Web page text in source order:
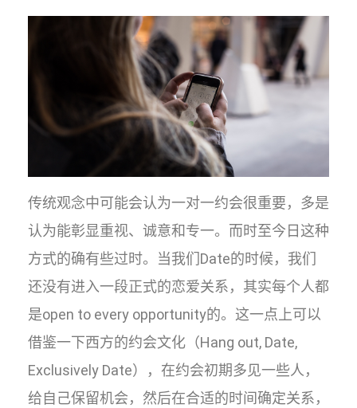
传统观念中可能会认为一对一约会很重要，多是
认为能彰显重视、诚意和专一。而时至今日这种
方式的确有些过时。当我们Date的时候，我们
还没有进入一段正式的恋爱关系，其实每个人都
是open to every opportunity的。这一点上可以
借鉴一下西方的约会文化（Hang out, Date,
Exclusively Date），在约会初期多见一些人，
给自己保留机会，然后在合适的时间确定关系，